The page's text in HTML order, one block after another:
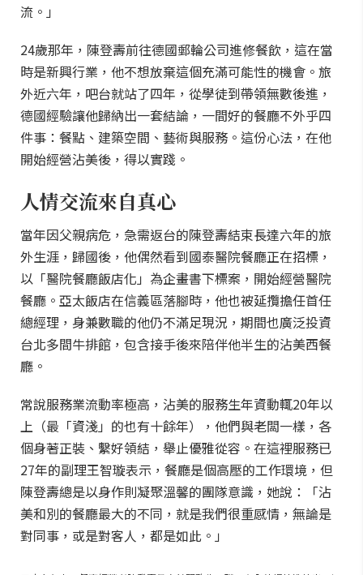
流。」
24歲那年，陳登壽前往德國郵輪公司進修餐飲，這在當
時是新興行業，他不想放棄這個充滿可能性的機會。旅
外近六年，吧台就站了四年，從學徒到帶領無數後進，
德國經驗讓他歸納出一套結論，一間好的餐廳不外乎四
件事：餐點、建築空間、藝術與服務。這份心法，在他
開始經營沾美後，得以實踐。
人情交流來自真心
當年因父親病危，急需返台的陳登壽結束長達六年的旅
外生涯，歸國後，他偶然看到國泰醫院餐廳正在招標，
以「醫院餐廳飯店化」為企畫書下標案，開始經營醫院
餐廳。亞太飯店在信義區落腳時，他也被延攬擔任首任
總經理，身兼數職的他仍不滿足現況，期間也廣泛投資
台北多間牛排館，包含接手後來陪伴他半生的沾美西餐
廳。
常說服務業流動率極高，沾美的服務生年資動輒20年以
上（最「資淺」的也有十餘年），他們與老闆一樣，各
個身著正裝、繫好領結，舉止優雅從容。在這裡服務已
27年的副理王智璇表示，餐廳是個高壓的工作環境，但
陳登壽總是以身作則凝聚溫馨的團隊意識，她說：「沾
美和別的餐廳最大的不同，就是我們很重感情，無論是
對同事，或是對客人，都是如此。」